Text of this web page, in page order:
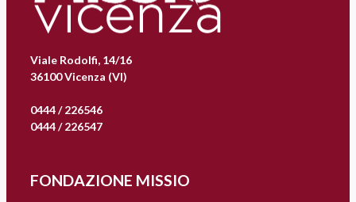
Viale Rodolfi, 14/16
36100 Vicenza (VI)
0444 / 226546
0444 / 226547
FONDAZIONE MISSIO